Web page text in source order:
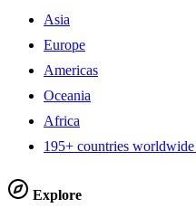
Asia
Europe
Americas
Oceania
Africa
195+ countries
Explore